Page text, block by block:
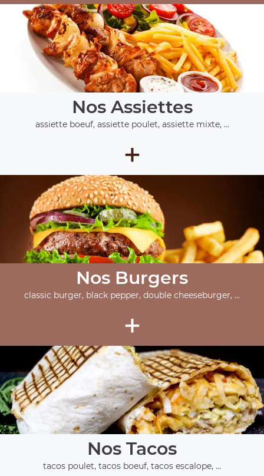
Nos Assiettes
assiette boeuf, assiette poulet, assiette mixte, ...
+
Nos Burgers
classic burger, black pepper, double cheeseburger, ...
+
Nos Tacos
tacos poulet, tacos boeuf, tacos escalope, ...